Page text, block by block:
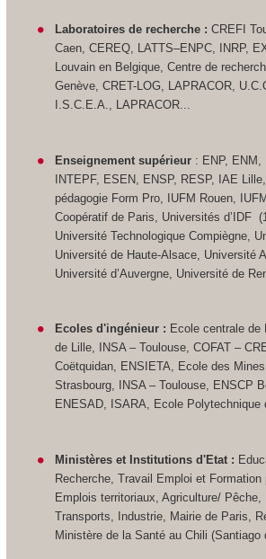
Laboratoires de recherche :CREFI
Caen, CEREQ, LATTS–ENPC, INRP,
Louvain en Belgique, Centre de
Genève, CRET-LOG, LAPRACOR,
I.S.C.E.A., LAPRACOR...
Enseignement supérieur : ENP, ENM,
INTEPF, ESEN, ENSP, RESP, IAE
pédagogie Form Pro, IUFM Rouen,
Coopératif de Paris, Universités d’IDF
Université Technologique Compiègne,
Université de Haute-Alsace, Université
Université d’Auvergne, Université de
Ecoles d'ingénieur : Ecole centrale
de Lille, INSA – Toulouse, COFAT –
Coëtquidan, ENSIETA, Ecole des
Strasbourg, INSA – Toulouse, ENSCP
ENESAD, ISARA, Ecole Polytechnique
Ministères et Institutions d'Etat :
Recherche, Travail Emploi et Formation
Emplois territoriaux, Agriculture/ Pêche,
Transports, Industrie, Mairie de Paris,
Ministère de la Santé au Chili (Santiago